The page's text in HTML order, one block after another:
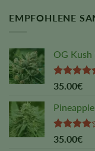
EMPFOHLENE
OG Kush
Rated5.00
35.00€
Rated
35.00€